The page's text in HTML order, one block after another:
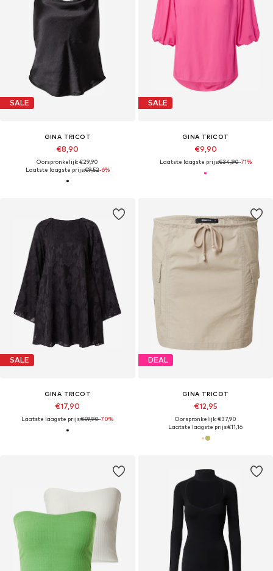
SALE
GINA TRICOT
€8,90
Oorspronkelijk: €29,90
Laatste laagste prijs:€9,52-6%
SALE
GINA TRICOT
€9,90
Laatste laagste prijs:€34,90-71%
SALE
GINA TRICOT
€17,90
Laatste laagste prijs:€59,90-70%
DEAL
GINA TRICOT
€12,95
Oorspronkelijk: €37,90
Laatste laagste prijs:€11,16